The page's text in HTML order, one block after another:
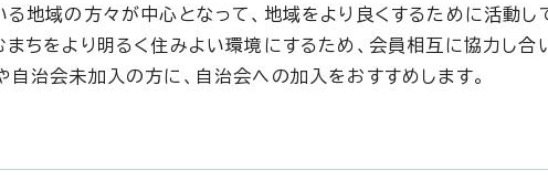
地域の方々が中心となって、地域をより良くするために活動し
ちをより明るく住みよい環境にするため、会員相互に協力し合
治会未加入の方に、自治会への加入をおすすめします。